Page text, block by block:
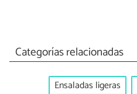
Categorías relacionadas
Ensaladas ligeras